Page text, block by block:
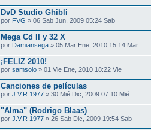
DvD Studio Ghibli
por FVG » 06 Sab Jun, 2009 05:24 Sab
Mega Cd II y 32 X
por Damiansega » 05 Mar Ene, 2010 15:14 Mar
¡FELIZ 2010!
por samsolo » 01 Vie Ene, 2010 18:22 Vie
Canciones de películas
por J.V.R 1977 » 30 Mié Dic, 2009 07:10 Mié
"Alma" (Rodrigo Blaas)
por J.V.R 1977 » 26 Sab Dic, 2009 19:54 Sab